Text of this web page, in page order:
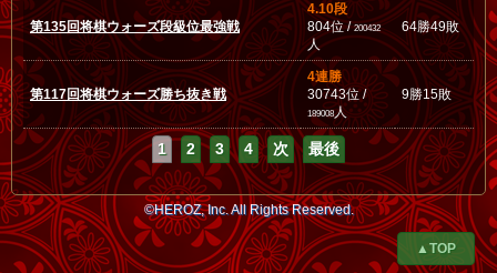
第135回将棋ウォーズ段級位最強戦
4.10段
804位 /200432
人
64勝49敗
第117回将棋ウォーズ勝ち抜き戦
4連勝
30743位 /
189008人
9勝15敗
1 2 3 4 次 最後
©HEROZ, Inc. All Rights Reserved.
▲TOP